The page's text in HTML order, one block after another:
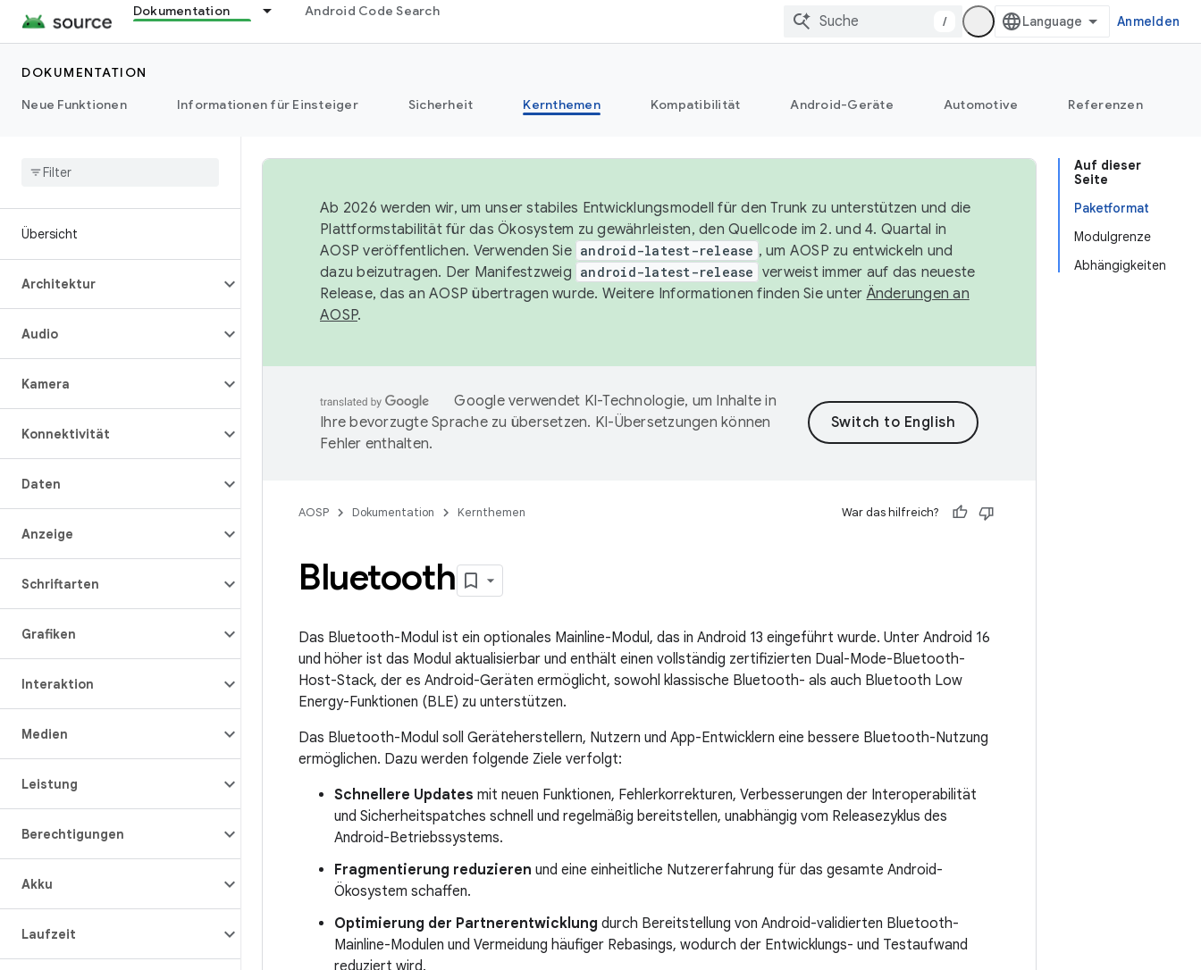
Dokumentation Android Code Search
/ Anmelden
DOKUMENTATION
Neue Funktionen
Informationen für Einsteiger Sicherheit Kernthemen Kompatibilität Android-Geräte Automotive Referenzen
Übersicht
Architektur
Audio
Kamera
Konnektivität
Daten
Anzeige
Schriftarten
Grafiken
Interaktion
Medien
Leistung
Berechtigungen
Akku
Laufzeit
Auf dieser
Seite
Paketformat
Modulgrenze
Abhängigkeiten
Ab 2026 werden wir, um unser stabiles Entwicklungsmodell für den Trunk zu unterstützen und die
Plattformstabilität für das Ökosystem zu gewährleisten, den Quellcode im 2. und 4. Quartal in
AOSP veröffentlichen. Verwenden Sie android-latest-release , um AOSP zu entwickeln und
dazu beizutragen. Der Manifestzweig android-latest-release verweist immer auf das neueste
Release, das an AOSP übertragen wurde. Weitere Informationen finden Sie unter Änderungen an
AOSP.
Google verwendet KI-Technologie, um Inhalte in
Ihre bevorzugte Sprache zu übersetzen. KI-Übersetzungen können
Fehler enthalten.
AOSP Dokumentation Kernthemen War das hilfreich?
Bluetooth
Das Bluetooth-Modul ist ein optionales Mainline-Modul, das in Android 13 eingeführt wurde. Unter Android 16
und höher ist das Modul aktualisierbar und enthält einen vollständig zertifizierten Dual-Mode-Bluetooth-
Host-Stack, der es Android-Geräten ermöglicht, sowohl klassische Bluetooth- als auch Bluetooth Low
Energy-Funktionen (BLE) zu unterstützen.
Das Bluetooth-Modul soll Geräteherstellern, Nutzern und App-Entwicklern eine bessere Bluetooth-Nutzung
ermöglichen. Dazu werden folgende Ziele verfolgt:
Schnellere Updates mit neuen Funktionen, Fehlerkorrekturen, Verbesserungen der Interoperabilität
und Sicherheitspatches schnell und regelmäßig bereitstellen, unabhängig vom Releasezyklus des
Android-Betriebssystems.
Fragmentierung reduzieren und eine einheitliche Nutzererfahrung für das gesamte Android-
Ökosystem schaffen.
Optimierung der Partnerentwicklung durch Bereitstellung von Android-validierten Bluetooth-
Mainline-Modulen und Vermeidung häufiger Rebasings, wodurch der Entwicklungs- und Testaufwand
reduziert wird.